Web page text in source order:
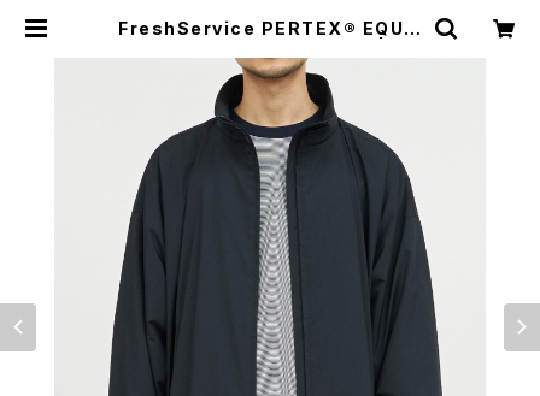
FreshService PERTEX® EQUIL
MAN and THINGS